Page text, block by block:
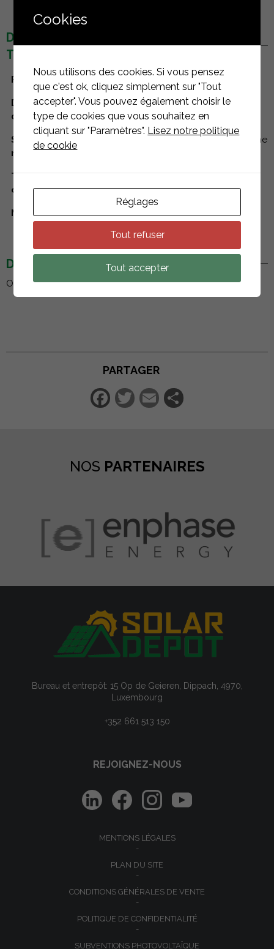
DÉTAILS
TECHNIQUES
Fabricant
Domaine
d'utilisation
Toiture terrasse
Systèmes de
montage
Système K2 Dome 6, Système K2 Dome
Type de
composant
Matériau Polyamide
DESCRIPTION
Outil de montage pour fixer le Mat S sur le BasicRail.
PARTAGER
Facebook
Twitter
Email
NOS PARTENAIRES
MENTIONS LÉGALES
PLAN DU SITE
CONDITIONS GÉNÉRALES DE VENTE
Cookies
Nous utilisons des cookies. Si vous pensez
que c'est ok, cliquez simplement sur "Tout
accepter". Vous pouvez également choisir le
type de cookies que vous souhaitez en
cliquant sur "Paramètres". Lisez notre politique
de cookie
Réglages
Tout refuser
Tout accepter